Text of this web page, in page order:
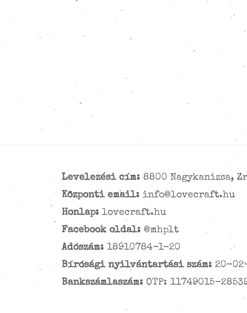
Levelezési cím: 8800 Nagykanizsa,
Központi email: info@lovecraft.hu
Honlap: lovecraft.hu
Facebook oldal: @mhplt
Adószám: 18910784-1-20
Bírósági nyilvántartási szám: 20-
Bankszámlaszám: OTP: 11749015-